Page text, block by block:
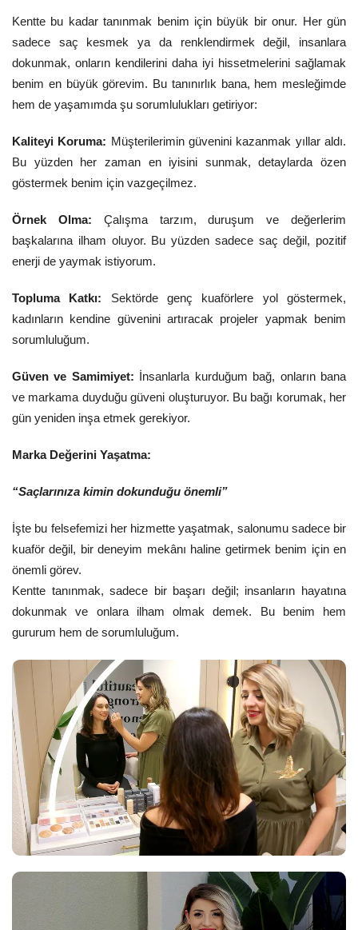
Kentte bu kadar tanınmak benim için büyük bir onur. Her gün
sadece saç kesmek ya da renklendirmek değil, insanlara
dokunmak, onların kendilerini daha iyi hissetmelerini sağlamak
benim en büyük görevim. Bu tanınırlık bana, hem mesleğimde
hem de yaşamımda şu sorumlulukları getiriyor:
Kaliteyi Koruma: Müşterilerimin güvenini kazanmak yıllar aldı.
Bu yüzden her zaman en iyisini sunmak, detaylarda özen
göstermek benim için vazgeçilmez.
Örnek Olma: Çalışma tarzım, duruşum ve değerlerim
başkalarına ilham oluyor. Bu yüzden sadece saç değil, pozitif
enerji de yaymak istiyorum.
Topluma Katkı: Sektörde genç kuaförlere yol göstermek,
kadınların kendine güvenini artıracak projeler yapmak benim
sorumluluğum.
Güven ve Samimiyet: İnsanlarla kurduğum bağ, onların bana
ve markama duyduğu güveni oluşturuyor. Bu bağı korumak, her
gün yeniden inşa etmek gerekiyor.
Marka Değerini Yaşatma:
“Saçlarınıza kimin dokunduğu önemli”
İşte bu felsefemizi her hizmette yaşatmak, salonumu sadece bir
kuaför değil, bir deneyim mekânı haline getirmek benim için en
önemli görev.
Kentte tanınmak, sadece bir başarı değil; insanların hayatına
dokunmak ve onlara ilham olmak demek. Bu benim hem
gururum hem de sorumluluğum.